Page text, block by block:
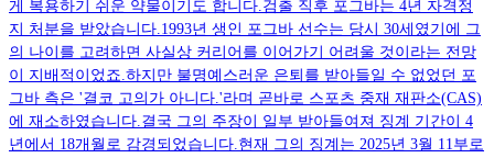
게 복용하기 쉬운 약물이기도 합니다.검출 직후 포그바는 4년 자격정
지 처분을 받았습니다.1993년 생인 포그바 선수는 당시 30세였기에 그
의 나이를 고려하면 사실상 커리어를 이어가기 어려울 것이라는 전망
이 지배적이었죠.하지만 불명예스러운 은퇴를 받아들일 수 없었던 포
그바 측은 '결코 고의가 아니다.'라며 곧바로 스포츠 중재 재판소(CAS)
에 재소하였습니다.결국 그의 주장이 일부 받아들여져 징계 기간이 4
년에서 18개월로 감경되었습니다.현재 그의 징계는 2025년 3월 11부로